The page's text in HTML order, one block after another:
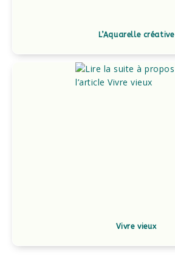
L’Aquarelle créative
Vivre vieux